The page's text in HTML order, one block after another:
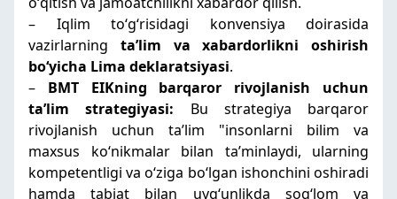
– Iqlim toʻgʻrisidagi konvensiya doirasida
vazirlarning taʼlim va xabardorlikni oshirish
boʻyicha Lima deklaratsiyasi.
– BMT EIKning barqaror rivojlanish uchun
taʼlim strategiyasi: Bu strategiya barqaror
rivojlanish uchun taʼlim "insonlarni bilim va
maxsus koʻnikmalar bilan taʼminlaydi, ularning
kompetentligi va oʻziga boʻlgan ishonchini oshiradi
hamda tabiat bilan uygʻunlikda sogʻlom va